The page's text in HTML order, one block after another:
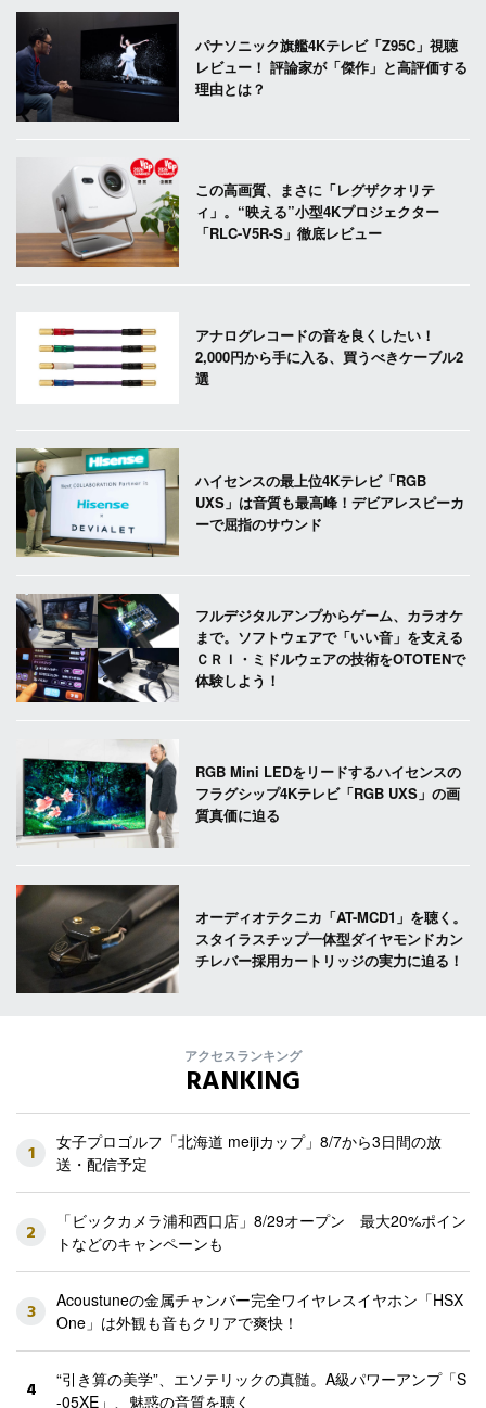
パナソニック旗艦4Kテレビ「Z95C」視聴
レビュー！ 評論家が「傑作」と高評価する
理由とは？
この高画質、まさに「レグザクオリテ
ィ」。“映える”小型4Kプロジェクター
「RLC-V5R-S」徹底レビュー
アナログレコードの音を良くしたい！
2,000円から手に入る、買うべきケーブル2
選
ハイセンスの最上位4Kテレビ「RGB
UXS」は音質も最高峰！デビアレスピーカ
ーで屈指のサウンド
フルデジタルアンプからゲーム、カラオケ
まで。ソフトウェアで「いい音」を支える
ＣＲＩ・ミドルウェアの技術をOTOTENで
体験しよう！
RGB Mini LEDをリードするハイセンスの
フラグシップ4Kテレビ「RGB UXS」の画
質真価に迫る
オーディオテクニカ「AT-MCD1」を聴く。
スタイラスチップ一体型ダイヤモンドカン
チレバー採用カートリッジの実力に迫る！
アクセスランキング
RANKING
1
女子プロゴルフ「北海道 meijiカップ」8/7から3日間の放
送・配信予定
2
「ビックカメラ浦和西口店」8/29オープン 最大20%ポイン
トなどのキャンペーンも
3
Acoustuneの金属チャンバー完全ワイヤレスイヤホン「HSX
One」は外観も音もクリアで爽快！
4
“引き算の美学”、エソテリックの真髄。A級パワーアンプ「S
-05XE」、魅惑の音質を聴く